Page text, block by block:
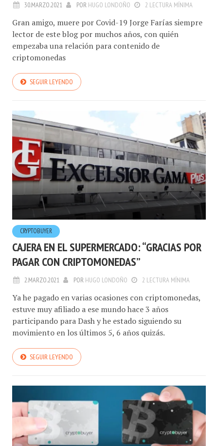
30.MARZO.2021 POR HUGO LONDOÑO 2 LECTURA MÍNIMA
Gran amigo, muere por Covid-19 Jorge Farías siempre
lector de este blog por muchos años, con quién
empezaba una relación para contenido de
criptomonedas
SEGUIR LEYENDO
CRYPTOBUYER
CAJERA EN EL SUPERMERCADO: “GRACIAS POR
PAGAR CON CRIPTOMONEDAS”
2.MARZO.2021 POR HUGO LONDOÑO 2 LECTURA MÍNIMA
Ya he pagado en varias ocasiones con criptomonedas,
estuve muy afiliado a ese mundo hace 3 años
participando para Dash y he estado siguiendo su
movimiento en los últimos 5, 6 años quizás.
SEGUIR LEYENDO